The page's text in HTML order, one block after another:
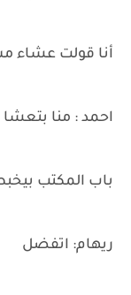
أنا قولت عشاء
احمد : منا بتعشا
باب المكتب
ريهام: اتفضل